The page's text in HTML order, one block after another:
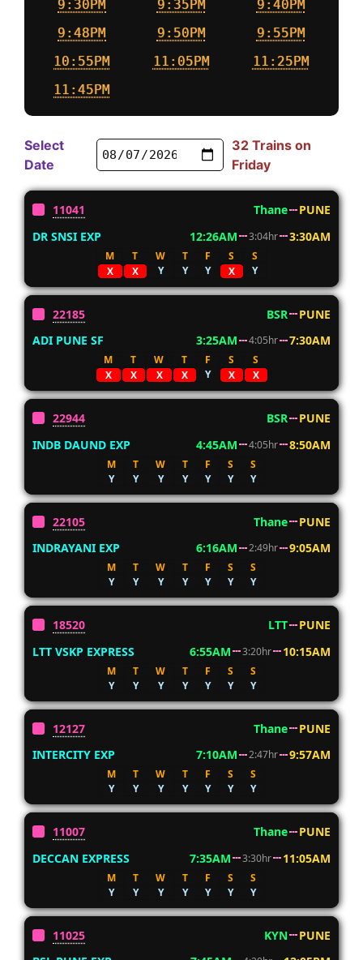
9:30PM
9:35PM
9:40PM
9:48PM
9:50PM
9:55PM
10:55PM
11:05PM
11:25PM
11:45PM
Select
Date
32 Trains on
Friday
11041 Thane
PUNE
DR SNSI EXP
12:26AM 3:04hr 3:30AM
M T W T F S
S
X
X Y Y Y X Y
22185 BSR
PUNE
ADI PUNE SF
3:25AM 4:05hr 7:30AM
M T W T F S
S
X
X X X Y X X
22944 BSR
PUNE
INDB DAUND EXP
4:45AM 4:05hr 8:50AM
M T W T F S
S
Y
Y Y Y Y Y Y
22105 Thane
PUNE
INDRAYANI EXP
6:16AM 2:49hr 9:05AM
M T W T F S
S
Y
Y Y Y Y Y Y
18520 LTT
PUNE
LTT VSKP EXPRESS
6:55AM 3:20hr 10:15AM
M T W T F S
S
Y
Y Y Y Y Y Y
12127 Thane
PUNE
INTERCITY EXP
7:10AM 2:47hr 9:57AM
M T W T F S
S
Y
Y Y Y Y Y Y
11007 Thane
PUNE
DECCAN EXPRESS
7:35AM 3:30hr 11:05AM
M T W T F S
S
Y
Y Y Y Y Y Y
11025 KYN
PUNE